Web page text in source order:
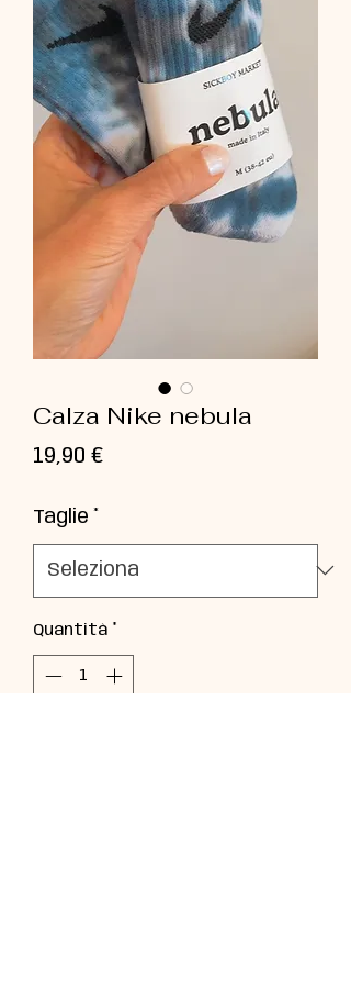
Calza Nike nebula
19,90 €Prezzo
Taglie *
Quantità *